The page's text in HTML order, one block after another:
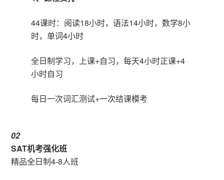
44课时：阅读18小时，语法14小时，数学8小
时，单词4小时
全日制学习，上课+自习，每天4小时正课+4
小时自习
每日一次词汇测试+一次结课模考
02
SAT机考强化班
精品全日制4-8人班